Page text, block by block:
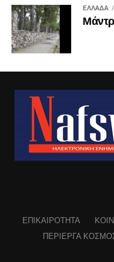
ΕΛΛΑΔΑ
ΕΠΙΚΑΙΡΟΤΗΤΑ
ΠΕΡΙΕΡΓΑ